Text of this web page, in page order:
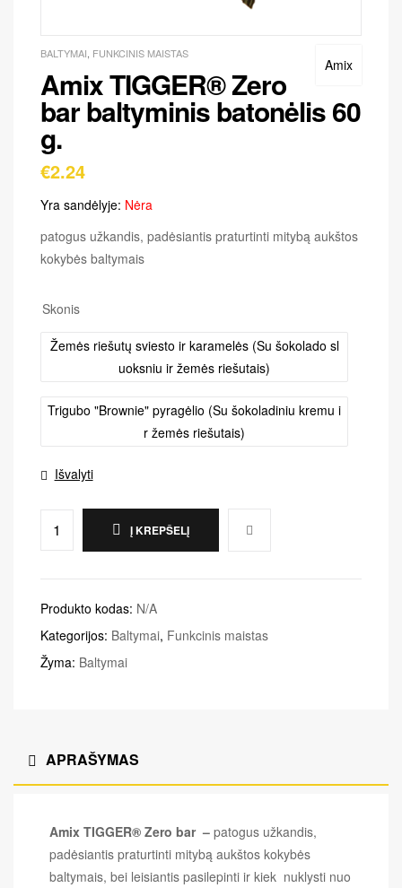
Amix
BALTYMAI FUNKCINIS MAISTAS
Amix TIGGER® Zero
bar baltyminis batonėlis 60
g.
€2.24
Yra sandėlyje: Nėra
patogus užkandis, padėsiantis praturtinti mitybą aukštos
kokybės baltymais
Skonis
Žemės riešutų sviesto ir karamelės (Su šokolado sl
uoksniu ir žemės riešutais)
Trigubo "Brownie" pyragėlio (Su šokoladiniu kremu i
r žemės riešutais)
Išvalyti
Į KREPŠELĮ
Produkto kodas: N/A
Kategorijos: Baltymai, Funkcinis maistas
Žyma: Baltymai
APRAŠYMAS
Amix TIGGER® Zero bar​ – patogus užkandis,
padėsiantis praturtinti mitybą aukštos kokybės
baltymais, bei leisiantis pasilepinti ir kiek nuklysti nuo